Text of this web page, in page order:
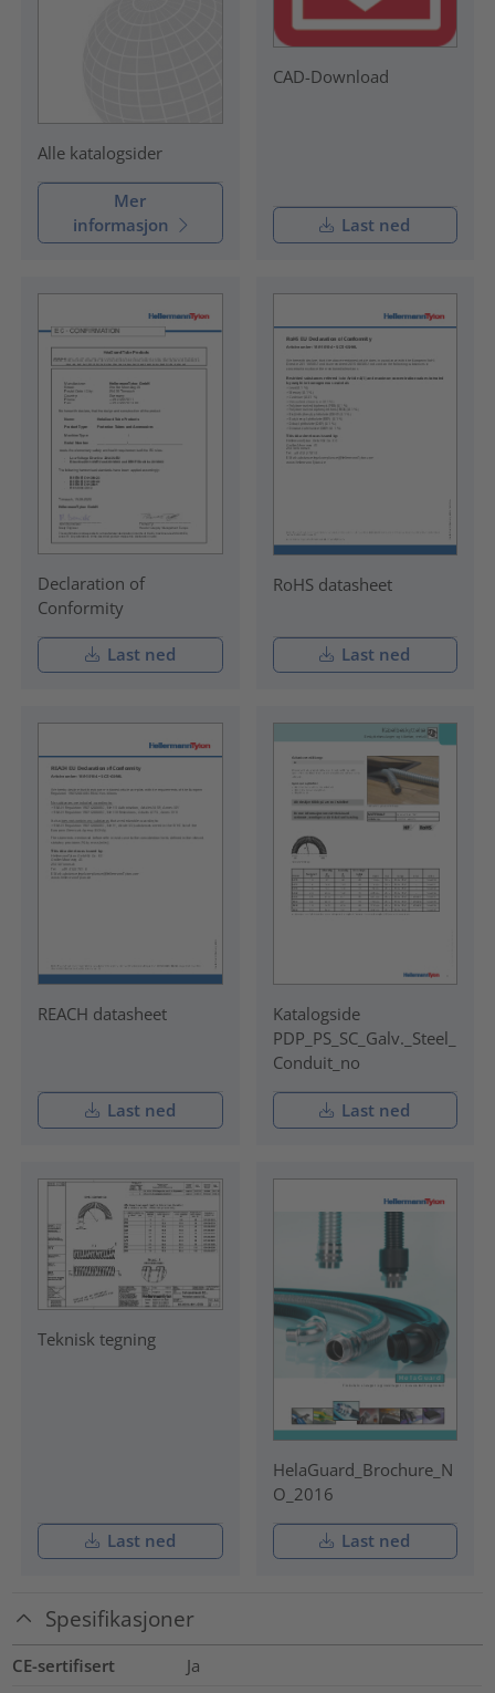
Alle katalogsider
Mer
informasjon
CAD-Download
Last ned
Declaration of
Conformity
Last ned
RoHS datasheet
Last ned
REACH datasheet
Last ned
Katalogside
PDP_PS_SC_Galv._Steel_
Conduit_no
Last ned
Teknisk tegning
Last ned
HelaGuard_Brochure_N
O_2016
Last ned
Spesifikasjoner
CE-sertifisert
Ja